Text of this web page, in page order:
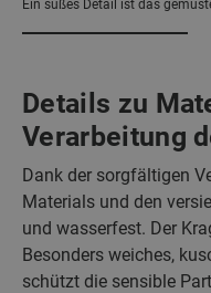
Ein süßes Detail ist das
Details zu
Verarbeitung
Dank der sorgfältigen
Materials und den
und wasserfest. Der
Besonders weiches,
schützt die sensible